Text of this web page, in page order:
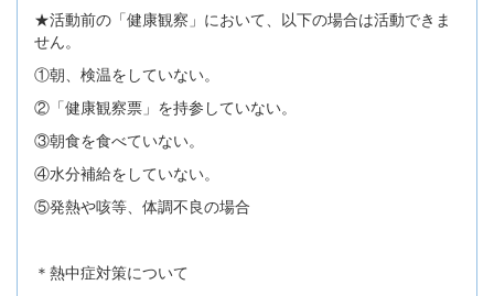
★活動前の「健康観察」において、以下の場合は活動できま
せん。
①朝、検温をしていない。
②「健康観察票」を持参していない。
③朝食を食べていない。
④水分補給をしていない。
⑤発熱や咳等、体調不良の場合
＊熱中症対策について